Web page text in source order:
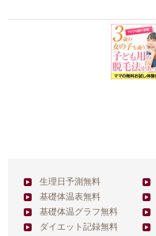
生理日予測無料
基礎体温表無料
基礎体温グラフ無料
ダイエット記録無料